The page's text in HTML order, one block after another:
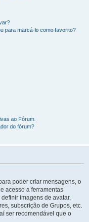
para marcá-lo como favorito?
ao Fórum.
do fórum?
poder criar mensagens, o
acesso a ferramentas
imagens de avatar,
subscrição de Grupos, etc.
ser recomendável que o